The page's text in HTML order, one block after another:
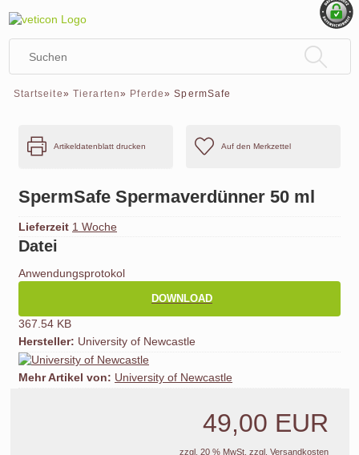
Startseite» Tierarten» Pferde»SpermSafe
Artikeldatenblatt drucken
SpermSafe Spermaverdünner 50 ml
Lieferzeit 1 Woche
Datei
Anwendungsprotokol
DOWNLOAD
367.54 KB
Hersteller: University of Newcastle
Mehr Artikel von: University of Newcastle
49,00 EUR
zzgl. 20 % MwSt. zzgl. Versandkosten